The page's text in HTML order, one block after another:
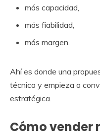
más capacidad,
más fiabilidad,
más margen.
Ahí es donde una
técnica y empieza a
estratégica.
Cómo vender